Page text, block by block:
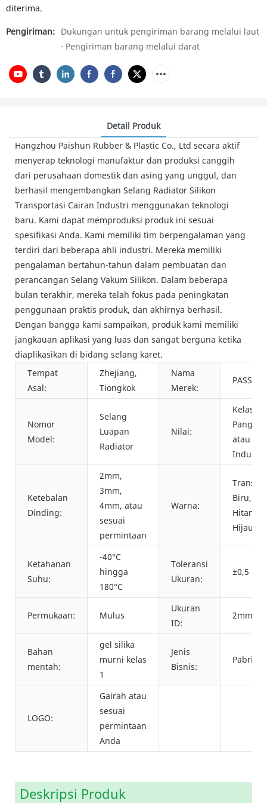
diterima.
Pengiriman: Dukungan untuk pengiriman barang melalui laut
· Pengiriman barang melalui darat
Detail Produk
Hangzhou Paishun Rubber & Plastic Co., Ltd secara aktif
menyerap teknologi manufaktur dan produksi canggih
dari perusahaan domestik dan asing yang unggul, dan
berhasil mengembangkan Selang Radiator Silikon
Transportasi Cairan Industri menggunakan teknologi
baru. Kami dapat memproduksi produk ini sesuai
spesifikasi Anda. Kami memiliki tim berpengalaman yang
terdiri dari beberapa ahli industri. Mereka memiliki
pengalaman bertahun-tahun dalam pembuatan dan
perancangan Selang Vakum Silikon. Dalam beberapa
bulan terakhir, mereka telah fokus pada peningkatan
penggunaan praktis produk, dan akhirnya berhasil.
Dengan bangga kami sampaikan, produk kami memiliki
jangkauan aplikasi yang luas dan sangat berguna ketika
diaplikasikan di bidang selang karet.
Tempat
Asal:
Zhejiang,
Tiongkok
Nama
Merek:
Nomor
Model:
Selang
Luapan
Radiator
Nilai:
Kelas
Pangan
atau
Industri
Ketebalan
Dinding:
2mm,
3mm,
4mm, atau
sesuai
permintaan
Warna:
Biru,
Hitam,
Hijau,
Ketahanan
Suhu:
-40°C
hingga
180°C
Toleransi
Ukuran:
±0,5 mm
Permukaan: Mulus
Ukuran
ID:
Bahan
mentah:
gel silika
murni kelas
1
Jenis
Bisnis:
Pabrikan
LOGO:
Gairah atau
sesuai
permintaan
Anda
Deskripsi Produk